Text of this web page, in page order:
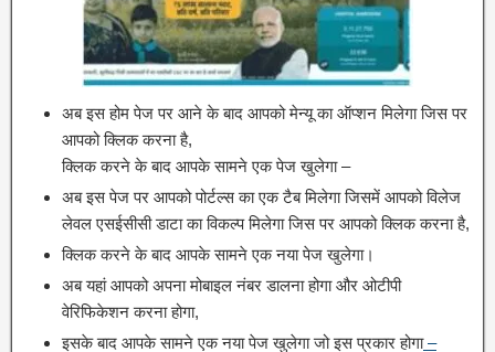
अब इस होम पेज पर आने के बाद आपको मेन्यू का ऑप्शन मिलेगा जिस पर
आपको क्लिक करना है,
क्लिक करने के बाद आपके सामने एक पेज खुलेगा –
अब इस पेज पर आपको पोर्टल्स का एक टैब मिलेगा जिसमें आपको विलेज
लेवल एसईसीसी डाटा का विकल्प मिलेगा जिस पर आपको क्लिक करना है,
क्लिक करने के बाद आपके सामने एक नया पेज खुलेगा।
अब यहां आपको अपना मोबाइल नंबर डालना होगा और ओटीपी
वेरिफिकेशन करना होगा,
इसके बाद आपके सामने एक नया पेज खुलेगा जो इस प्रकार होगा–